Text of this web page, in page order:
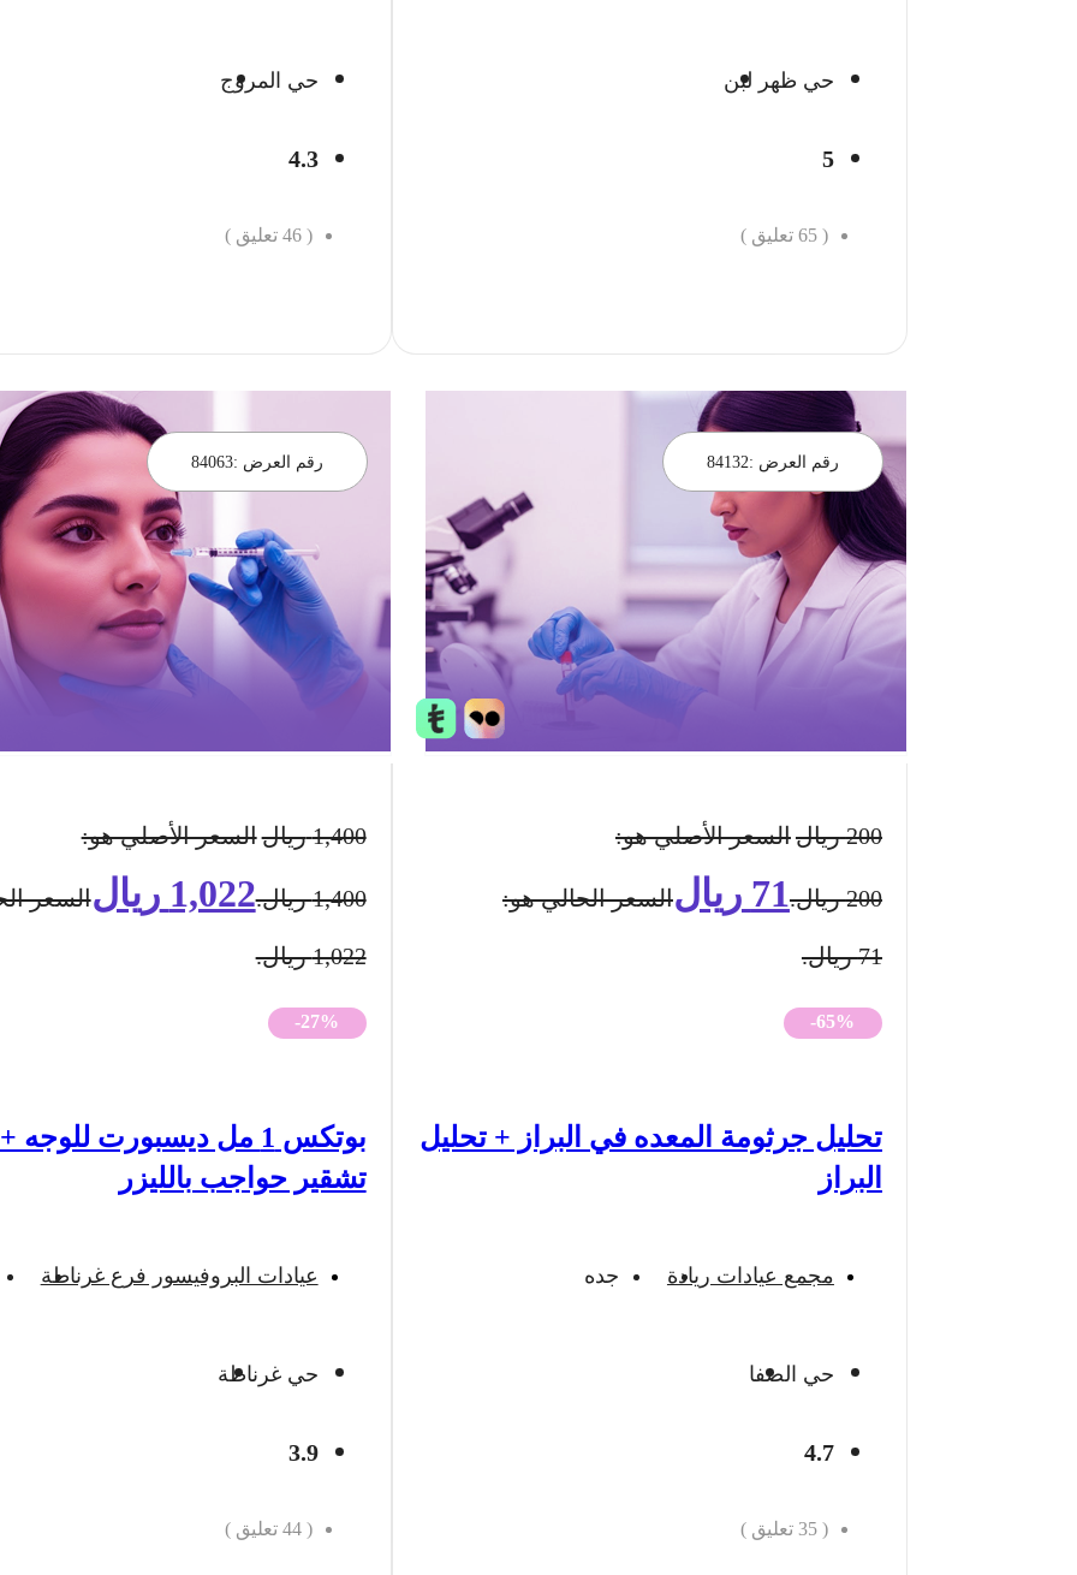
حي ظهر لبن
5
(
65 تعليق )
حي المروج
4.3
(
46 تعليق )
رقم العرض :84132
200 ريالالسعر الأصلي هو:
200 ريال. 71 ريالالسعر الحالي هو:
71 ريال.
-65%
تحليل جرثومة المعده في البراز + تحليل
البراز
مجمع عيادات ريادة جده
حي الصفا
4.7
(
35 تعليق )
رقم العرض :84063
1,400 ريالالسعر الأصلي هو:
1,400 ريال. 1,022 ريالالسعر
1,022 ريال.
-27%
بوتكس 1 مل ديسبورت
تشقير حواجب بالليزر
عيادات البروفيسور فرع غرناطة
حي غرناطة
3.9
(
44 تعليق )